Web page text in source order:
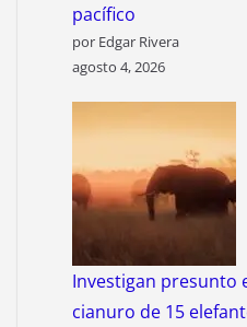
pacífico
por Edgar Rivera
agosto 4, 2026
Investigan presunto
cianuro de 15